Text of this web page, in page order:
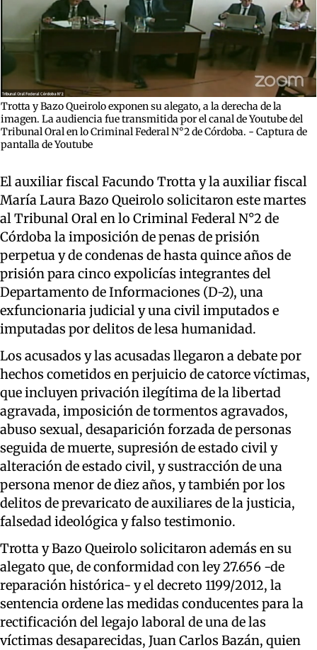
Trotta y Bazo Queirolo exponen su alegato, a la derecha de la
imagen. La audiencia fue transmitida por el canal de Youtube del
Tribunal Oral en lo Criminal Federal N°2 de Córdoba. - Captura de
pantalla de Youtube
El auxiliar fiscal Facundo Trotta y la auxiliar fiscal
María Laura Bazo Queirolo solicitaron este martes
al Tribunal Oral en lo Criminal Federal N°2 de
Córdoba la imposición de penas de prisión
perpetua y de condenas de hasta quince años de
prisión para cinco expolicías integrantes del
Departamento de Informaciones (D-2), una
exfuncionaria judicial y una civil imputados e
imputadas por delitos de lesa humanidad.
Los acusados y las acusadas llegaron a debate por
hechos cometidos en perjuicio de catorce víctimas,
que incluyen privación ilegítima de la libertad
agravada, imposición de tormentos agravados,
abuso sexual, desaparición forzada de personas
seguida de muerte, supresión de estado civil y
alteración de estado civil, y sustracción de una
persona menor de diez años, y también por los
delitos de prevaricato de auxiliares de la justicia,
falsedad ideológica y falso testimonio.
Trotta y Bazo Queirolo solicitaron además en su
alegato que, de conformidad con ley 27.656 -de
reparación histórica- y el decreto 1199/2012, la
sentencia ordene las medidas conducentes para la
rectificación del legajo laboral de una de las
víctimas desaparecidas, Juan Carlos Bazán, quien